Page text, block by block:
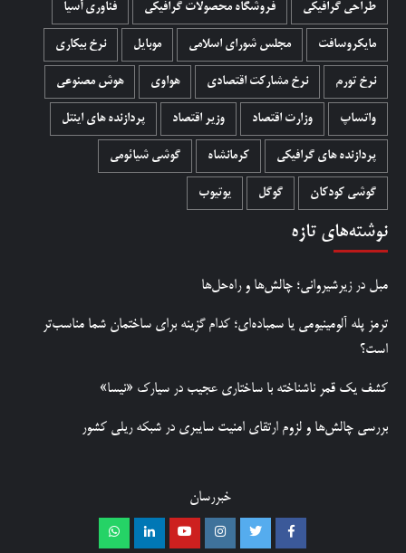
طراحی گرافیکی فروشگاه محصولات گرافيکی فناوری آسیا
مایکروسافت مجلس شورای اسلامی موبایل نرخ بیکاری
نرخ تورم نرخ مشارکت اقتصادی هواوی هوش مصنوعی
واتساپ وزارت اقتصاد وزیر اقتصاد پردازنده های اینتل
پردازنده های گرافیکی کرمانشاه گوشی شیائومی
گوشی کودکان گوگل یوتیوب
نوشته‌های تازه
مبل در زیرشیروانی؛ چالش‌ها و راه‌حل‌ها
ترمز پله آلومینیومی یا سمباده‌ای؛ کدام گزینه برای ساختمان شما مناسب‌تر
است؟
کشف یک قمر ناشناخته با ساختاری عجیب در سیارک «نیسا»
بررسی چالش‌ها و لزوم ارتقای امنیت سایبری در شبکه ریلی کشور
خبررسان